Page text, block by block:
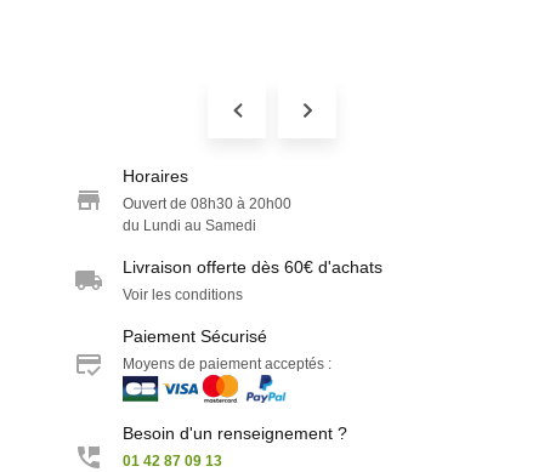
Horaires
Ouvert de 08h30 à 20h00
du Lundi au Samedi
Livraison offerte dès 60€ d'achats
Voir les conditions
Paiement Sécurisé
Moyens de paiement acceptés :
Besoin d'un renseignement ?
01 42 87 09 13